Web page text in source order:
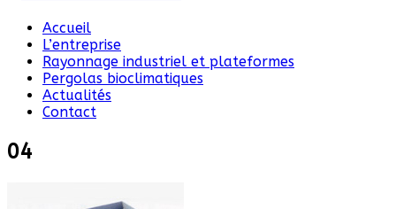
Accueil
L’entreprise
Rayonnage industriel et plateformes
Pergolas bioclimatiques
Actualités
Contact
04